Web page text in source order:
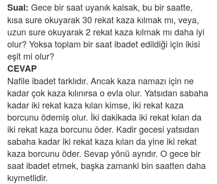
Sual: Gece bir saat uyanık kalsak, bu bir saatte,
kısa sure okuyarak 30 rekat kaza kılmak mı, veya,
uzun sure okuyarak 2 rekat kaza kılmak mı daha iyi
olur? Yoksa toplam bir saat ibadet edildiği için ikisi
eşit mi olur?
CEVAP
Nafile ibadet farklıdır. Ancak kaza namazı için ne
kadar çok kaza kılınırsa o evla olur. Yatsıdan sabaha
kadar iki rekat kaza kılan kimse, iki rekat kaza
borcunu ödemiş olur. İki dakikada iki rekat kılan da
iki rekat kaza borcunu öder. Kadir gecesi yatsıdan
sabaha kadar iki rekat kaza kılan da yine iki rekat
kaza borcunu öder. Sevap yönü ayrıdır. O gece bir
saat ibadet etmek, başka zamanki bin saatten daha
kıymetlidir.